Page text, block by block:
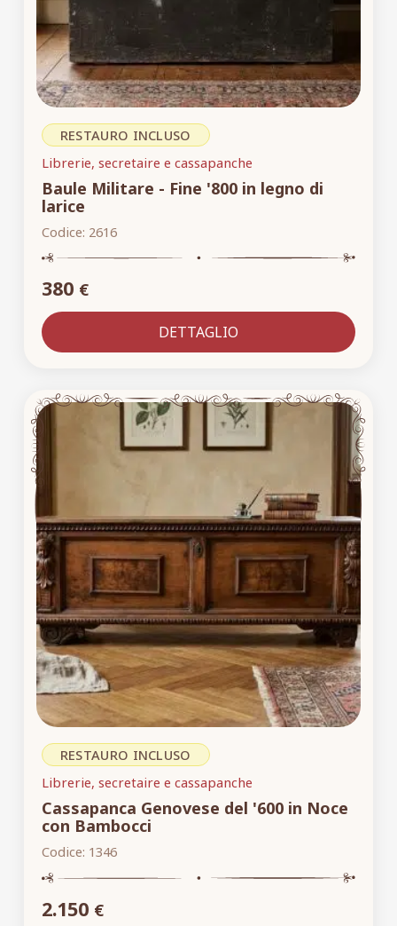
RESTAURO INCLUSO
Librerie, secretaire e cassapanche
Baule Militare - Fine '800 in legno di
larice
Codice: 2616
380 €
DETTAGLIO
RESTAURO INCLUSO
Librerie, secretaire e cassapanche
Cassapanca Genovese del '600 in Noce
con Bambocci
Codice: 1346
2.150 €